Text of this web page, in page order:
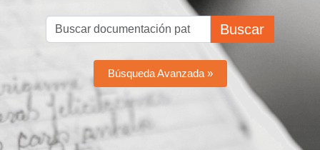
Buscar
Búsqueda Avanzada »